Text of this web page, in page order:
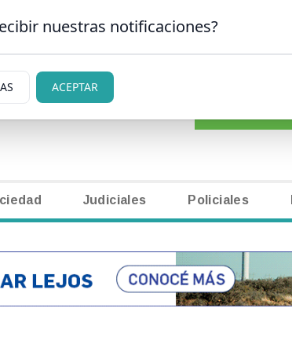
CARLOS DE BARILOCHE CLASIFICADOS
Judiciales Policiales
nuestras notificaciones?
ACEPTAR